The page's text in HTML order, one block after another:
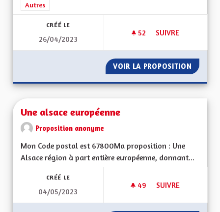
Filtrer les résultats de la catégorie : Autres
Autres
CRÉÉ LE
26/04/2023
52 52 ABONNÉS
SUIVRE
VOIR LA PROPOSITION UNE
Une alsace européenne
Proposition anonyme
Mon Code postal est 67800Ma proposition : Une
Alsace région à part entière européenne, donnant...
CRÉÉ LE
04/05/2023
49 49 ABONNÉS
SUIVRE